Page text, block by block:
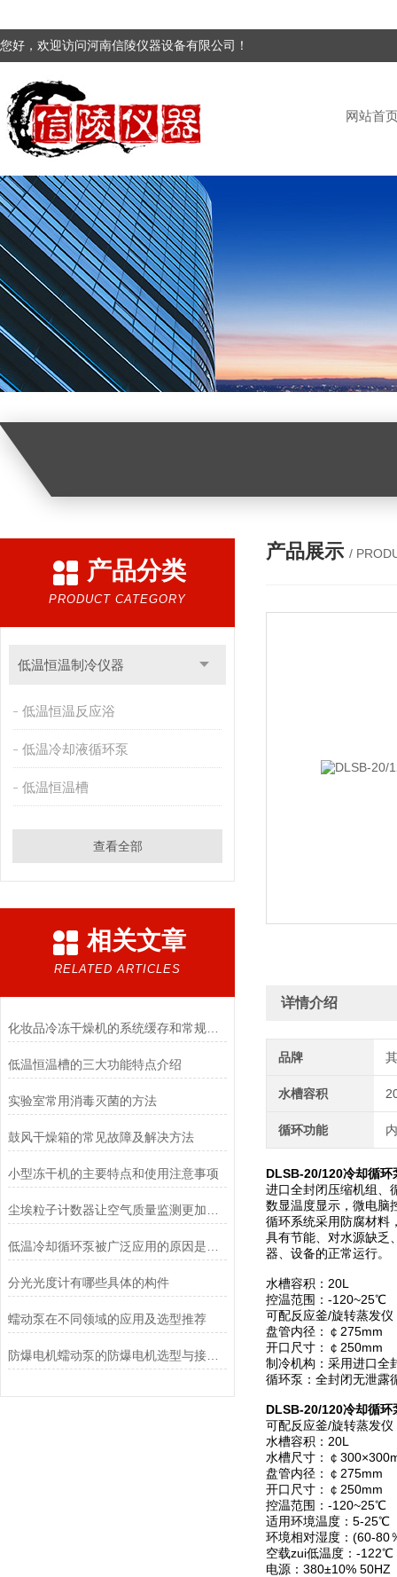
您好，欢迎访问河南信陵仪器设备有限公司！
网站首
产品分类
PRODUCT CATEGORY
低温恒温制冷仪器
低温恒温反应浴
低温冷却液循环泵
低温恒温槽
查看全部
相关文章
RELATED ARTICLES
化妆品冷冻干燥机的系统缓存和常规冻干方法的优点
低温恒温槽的三大功能特点介绍
实验室常用消毒灭菌的方法
鼓风干燥箱的常见故障及解决方法
小型冻干机的主要特点和使用注意事项
分光光度计有哪些具体的构件
蠕动泵在不同领域的应用及选型推荐
防爆电机蠕动泵的防爆电机选型与接线要求
产品展示 /
详情介绍
品牌
水槽容积
循环功能
DLSB-20/120冷却循
进口全封闭压缩机组、
数显温度显示，微电脑
循环系统采用防腐材料
具有节能、对水源缺乏
器、设备的正常运行。
水槽容积：20L
控温范围：-120~25℃
可配反应釜/旋转蒸发仪
盘管内径：￠275mm
开口尺寸：￠250mm
制冷机构：采用进口全
循环泵：全封闭无泄露
DLSB-20/120冷却循
可配反应釜/旋转蒸发仪
水槽容积：20L
水槽尺寸：￠
盘管内径：￠275mm
开口尺寸：￠250mm
控温范围：-120~25℃
适用环境温度：5-25℃
环境相对湿度：(60-80
空载zui低温度：-122℃
电源：380±10% 50HZ